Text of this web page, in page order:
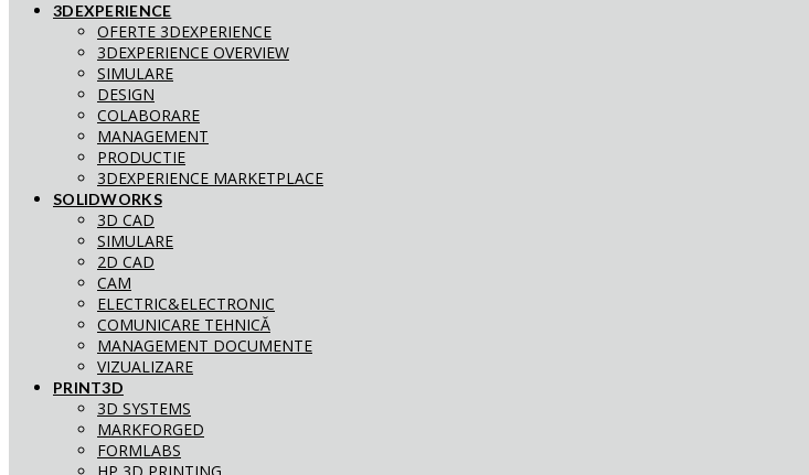
3DEXPERIENCE
OFERTE 3DEXPERIENCE
3DEXPERIENCE OVERVIEW
SIMULARE
DESIGN
COLABORARE
MANAGEMENT
PRODUCTIE
3DEXPERIENCE MARKETPLACE
SOLIDWORKS
3D CAD
SIMULARE
2D CAD
CAM
ELECTRIC&ELECTRONIC
COMUNICARE TEHNICĂ
MANAGEMENT DOCUMENTE
VIZUALIZARE
PRINT3D
3D SYSTEMS
MARKFORGED
FORMLABS